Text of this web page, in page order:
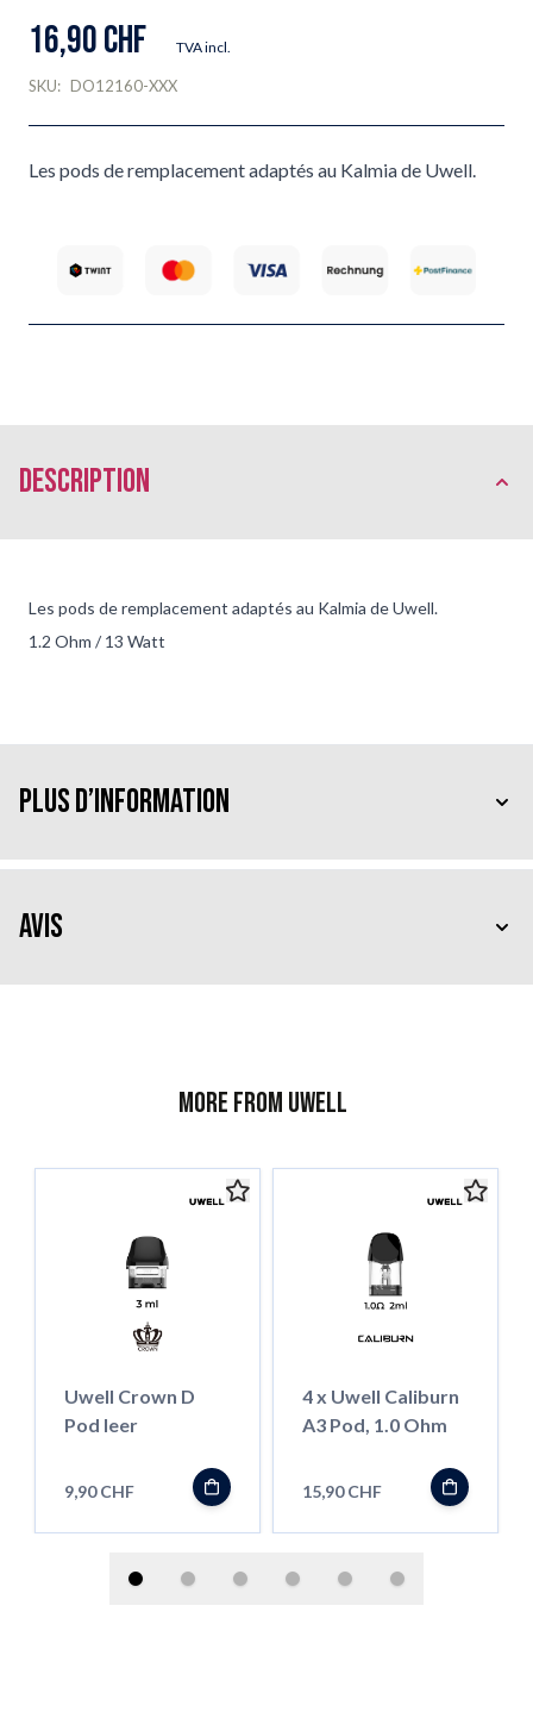
16,90 CHF TVA incl.
SKU: DO12160-XXX
Les pods de remplacement adaptés au Kalmia de Uwell.
Description
Les pods de remplacement adaptés au Kalmia de Uwell.
1.2 Ohm / 13 Watt
Plus d’information
Avis
More from Uwell
Uwell Crown D
Pod leer
9,90 CHF
4 x Uwell Caliburn
A3 Pod, 1.0 Ohm
15,90 CHF